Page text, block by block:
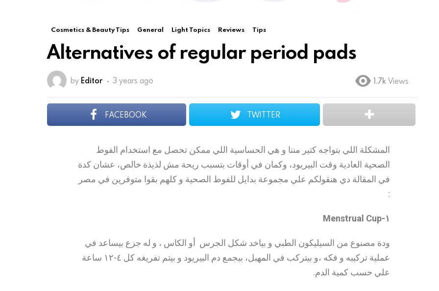
Cosmetics & Beauty Tips General Light Topics Reviews Tips
Alternatives of regular period pads
by Editor 3 years ago 1.7k Views
FACEBOOK TWITTER
المشكلة اللي بتواجه كتير مننا و هي الحساسية اللي ممكن تحصل مع استخدام الفوط
الصحية العادية وقت البيريود، وكمان في أوقات بتسبب ريحة مش لذيذة خالص، عشان كدة
في المقالة دي هنقولكم علي مجموعة بدايل للفوط الصحية و كلهم بقوا متوفرين في مصر
:
١-Menstrual Cup
ودة مصنوع من السيليكون الطبي و بياخد شكل الجرس أو الكاس ، و له جزع بيساعد في
عملية تركيبه و فكه ،و بيتركب في المهبل، بيجمع دم البيريود و بيتم تفريغه كل ٤-١٢ ساعة
علي حسب كمية الدم.